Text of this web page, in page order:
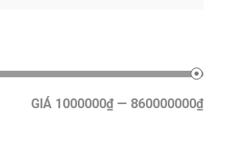
GIÁ 1000000₫ — 860000000₫